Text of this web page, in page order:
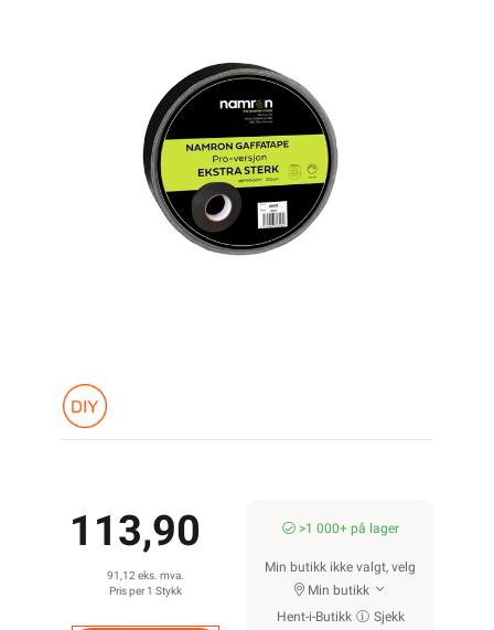
113,90
91,12 eks. mva.
Pris per 1 Stykk
>1 000+ på lager
Min butikk ikke valgt, velg
Min butikk
Hent-i-Butikk
Sjekk